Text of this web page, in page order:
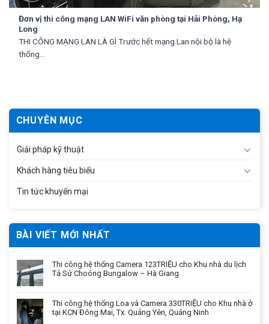
Đơn vị thi công mạng LAN WiFi văn phòng tại Hải Phòng, Hạ
Long
THI CÔNG MẠNG LAN LÀ GÌ Trước hết mạng Lan nội bộ là hệ
thống...
CHUYÊN MỤC
Giải pháp kỹ thuật
Khách hàng tiêu biểu
Tin tức khuyến mại
BÀI VIẾT MỚI NHẤT
Thi công hệ thống Camera 123TRIỆU cho Khu nhà du lịch
Tả Sử Choóng Bungalow – Hà Giang
Thi công hệ thống Loa và Camera 330TRIỆU cho Khu nhà ở
tại KCN Đông Mai, Tx. Quảng Yên, Quảng Ninh